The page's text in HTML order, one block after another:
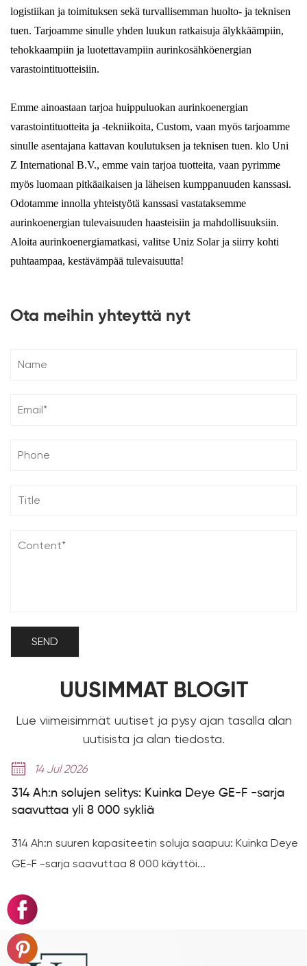
logistiikan ja toimituksen sekä turvallisemman huolto- ja teknisen
tuen. Tarjoamme sinulle yhden luukun ratkaisuja älykkäämpiin,
tehokkaampiin ja luotettavampiin aurinkosähköenergian
varastointituotteisiin.
Emme ainoastaan ​​tarjoa huippuluokan aurinkoenergian
varastointituotteita ja -tekniikoita, Custom, vaan myös tarjoamme
sinulle asentajana kattavan koulutuksen ja teknisen tuen. klo Uni
Z International B.V., emme vain tarjoa tuotteita, vaan pyrimme
myös luomaan pitkäaikaisen ja läheisen kumppanuuden kanssasi.
Odotamme innolla yhteistyötä kanssasi vastataksemme
aurinkoenergian tulevaisuuden haasteisiin ja mahdollisuuksiin.
Aloita aurinkoenergiamatkasi, valitse Uniz Solar ja siirry kohti
puhtaampaa, kestävämpää tulevaisuutta!
Ota meihin yhteyttä nyt
UUSIMMAT BLOGIT
Lue viimeisimmät uutiset ja pysy ajan tasalla alan
uutisista ja alan tiedosta.
14 Jul 2026
314 Ah:n solujen selitys: Kuinka Deye GE-F -sarja
saavuttaa yli 8 000 sykliä
314 Ah:n suuren kapasiteetin soluja saapuu: Kuinka Deye
GE-F -sarja saavuttaa 8 000 käyttöi...